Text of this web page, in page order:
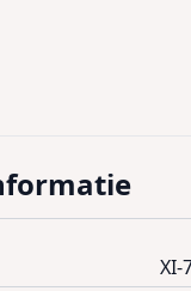
XI-